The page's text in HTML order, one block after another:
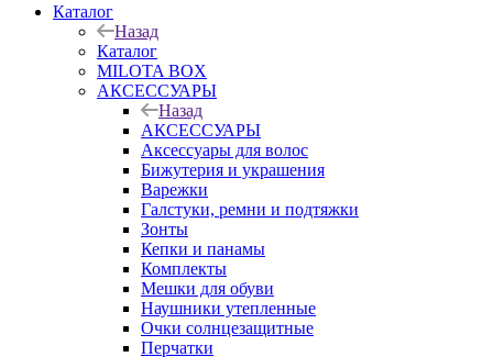
Каталог
Назад
Каталог
MILOTA BOX
АКСЕССУАРЫ
Назад
АКСЕССУАРЫ
Аксессуары для волос
Бижутерия и украшения
Варежки
Галстуки, ремни и подтяжки
Зонты
Кепки и панамы
Комплекты
Мешки для обуви
Наушники утепленные
Очки солнцезащитные
Перчатки